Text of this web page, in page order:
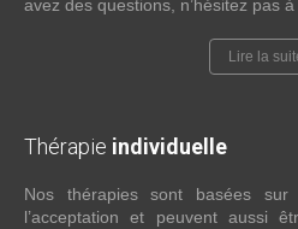
avez des questions, n’hésitez pas
Lire la
Thérapie individuelle
Nos thérapies sont basées sur
l’acceptation et peuvent aussi